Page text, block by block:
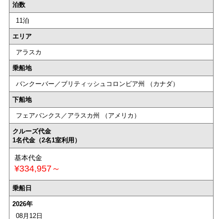
泊数
11泊
エリア
アラスカ
乗船地
バンクーバー／ブリティッシュコロンビア州 （カナダ）
下船地
フェアバンクス／アラスカ州 （アメリカ）
クルーズ代金
1名代金（2名1室利用）
基本代金
¥334,957～
乗船日
2026年
08月12日